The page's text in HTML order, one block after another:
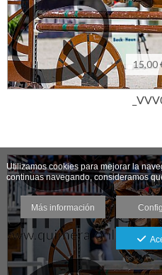
15,00
Utilizamos cookies para mejorar la
continuas navegando, consideramos
Más información